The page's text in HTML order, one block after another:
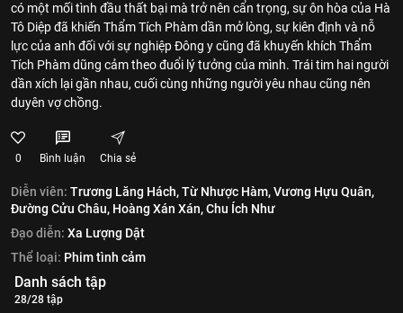
có một mối tình đầu thất bại mà trở nên cẩn trọng, sự ôn hòa của Hà
Tô Diệp đã khiến Thẩm Tích Phàm dần mở lòng, sự kiên định và nỗ
lực của anh đối với sự nghiệp Đông y cũng đã khuyến khích Thẩm
Tích Phàm dũng cảm theo đuổi lý tưởng của mình. Trái tim hai người
dần xích lại gần nhau, cuối cùng những người yêu nhau cũng nên
duyên vợ chồng.
0 Bình luận Chia sẻ
Diễn viên: Trương Lăng Hách,Từ Nhược Hàm,Vương Hựu Quân,
Đường Cửu Châu, Hoàng Xán Xán,Chu Ích Như
Đạo diễn: Xa Lượng Dật
Thể loại: Phim tình cảm
Danh sách tập
28/28 tập